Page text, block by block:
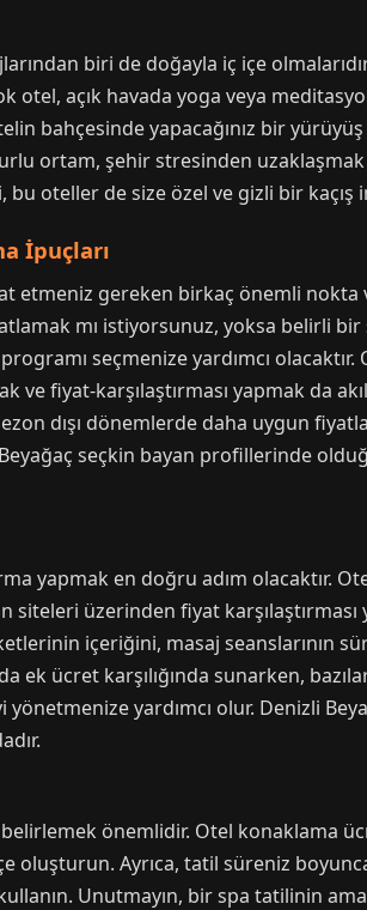
biri de doğayla iç içe
açık havada yoga veya
bahçesinde yapacağınız bir
ortam, şehir stresinden
oteller de size özel ve gizli bir kaçış
İpuçları
etmeniz gereken birkaç önemli nokta
mı istiyorsunuz, yoksa belirli
seçmenize yardımcı
fiyat-karşılaştırması yapmak da
dışı dönemlerde daha uygun
seçkin bayan profillerinde
yapmak en doğru adım olacaktır.
siteleri üzerinden fiyat
içeriğini, masaj seanslarının
ek ücret karşılığında sunarken,
yardımcı olur. Denizli
önemlidir. Otel konaklama
Ayrıca, tatil süreniz
Unutmayın, bir spa tatilinin